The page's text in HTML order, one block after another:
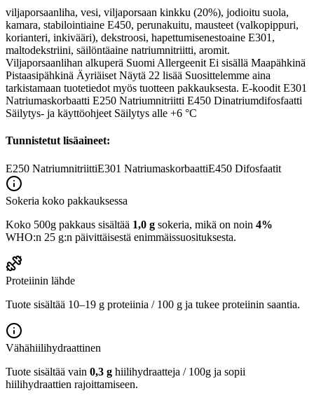
viljaporsaanliha, vesi, viljaporsaan kinkku (20%), jodioitu suola,
kamara, stabilointiaine E450, perunakuitu, mausteet (valkopippuri,
korianteri, inkivääri), dekstroosi, hapettumisenestoaine E301,
maltodekstriini, säilöntäaine natriumnitriitti, aromit.
Viljaporsaanlihan alkuperä Suomi Allergeenit Ei sisällä Maapähkinä
Pistaasipähkinä Äyriäiset Näytä 22 lisää Suosittelemme aina
tarkistamaan tuotetiedot myös tuotteen pakkauksesta. E-koodit E301
Natriumaskorbaatti E250 Natriumnitriitti E450 Dinatriumdifosfaatti
Säilytys- ja käyttöohjeet Säilytys alle +6 °C
Tunnistetut lisäaineet:
E250 NatriumnitriittiE301 NatriumaskorbaattiE450 Difosfaatit
Sokeria koko pakkauksessa
Koko 500g pakkaus sisältää 1,0 g sokeria, mikä on noin 4%
WHO:n 25 g:n päivittäisestä enimmäissuosituksesta.
Proteiinin lähde
Tuote sisältää 10–19 g proteiinia / 100 g ja tukee proteiinin saantia.
Vähähiilihydraattinen
Tuote sisältää vain 0,3 g hiilihydraatteja / 100g ja sopii
hiilihydraattien rajoittamiseen.